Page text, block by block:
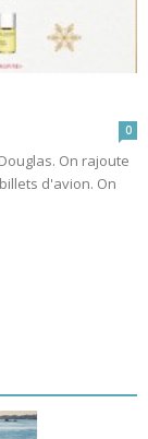
0
On rajoute
d'avion. On